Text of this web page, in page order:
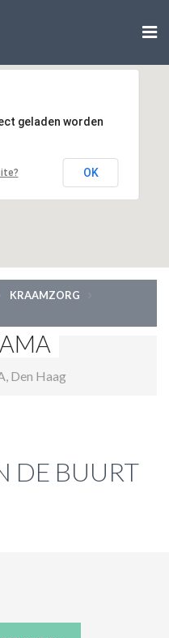

geladen worden
OK
KRAAMZORG
, Den Haag
DE BUURT